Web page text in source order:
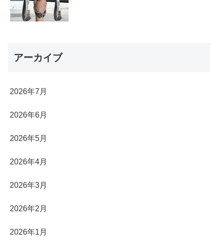
アーカイブ
2026年7月
2026年6月
2026年5月
2026年4月
2026年3月
2026年2月
2026年1月